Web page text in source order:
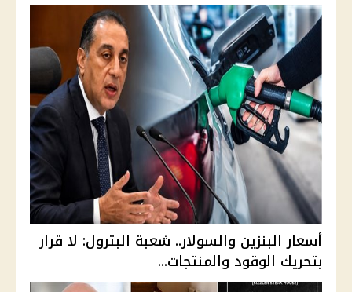
أسعار البنزين والسولار.. شعبة البترول: لا قرار
بتحريك الوقود والمنتجات...